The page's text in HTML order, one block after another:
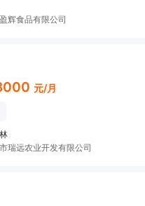
辉食品有限公司
元/月
瑞远农业开发有限公司